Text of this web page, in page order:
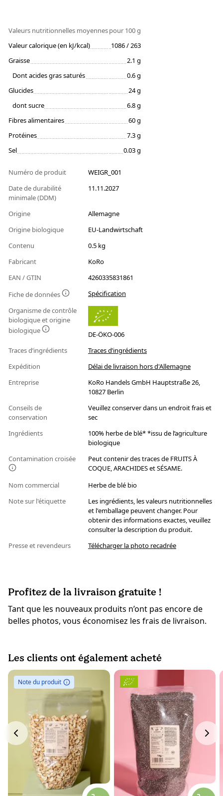
Valeurs nutritionnelles moyennespour 100 g
Valeur calorique (en kJ/kcal)
1086 / 263
Graisse
2.1 g
Dont acides gras saturés
0.6 g
Glucides
24 g
dont sucre
6.8 g
Fibres alimentaires
60 g
Protéines
7.3 g
Sel
0.03 g
Numéro de produit
WEIGR_001
Date de durabilité
minimale (DDM)
11.11.2027
Origine
Allemagne
Origine biologique
EU-Landwirtschaft
Contenu
0.5 kg
Fabricant
KoRo
EAN / GTIN
4260335831861
Fiche de données
Spécification
Organisme de contrôle
biologique et origine
biologique
DE-ÖKO-006
Traces d’ingrédients
Traces d’ingrédients
Expédition
Délai de livraison hors d'Allemagne
Entreprise
KoRo Handels GmbH Hauptstraße 26,
10827 Berlin
Conseils de
conservation
Veuillez conserver dans un endroit frais et
sec
Ingrédients
100% herbe de blé* *issu de l’agriculture
biologique
Contamination croisée
Peut contenir des traces de FRUITS À
COQUE, ARACHIDES et SÉSAME.
Nom commercial
Herbe de blé bio
Note sur l'étiquette
Les ingrédients, les valeurs nutritionnelles
et l'emballage peuvent changer. Pour
obtenir des informations exactes, veuillez
consulter la description du produit.
Presse et revendeurs
Télécharger la photo recadrée
Profitez de la livraison gratuite !
Tant que les nouveaux produits n’ont pas encore de
belles photos, vous économisez les frais de livraison.
Les clients ont également acheté
Note du produit